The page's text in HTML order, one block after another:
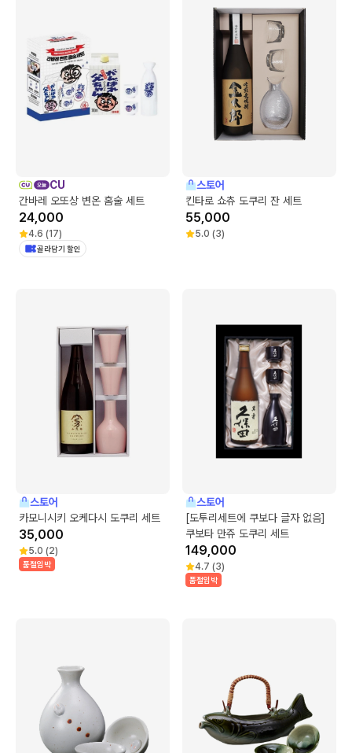
CU
간바레 오또상 변온 홈술 세트
24,000
4.6 (17)
골라담기 할인
스토어
킨타로 쇼츄 도쿠리 잔 세트
55,000
5.0 (3)
스토어
카모니시키 오케다시 도쿠리 세트
35,000
5.0 (2)
품절임박
스토어
[도투리세트에 쿠보다 글자 없음]
쿠보타 만쥬 도쿠리 세트
149,000
4.7 (3)
품절임박